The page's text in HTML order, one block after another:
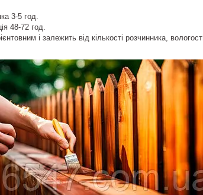
3-5 год.
48-72 год.
є орієнтовним і залежить